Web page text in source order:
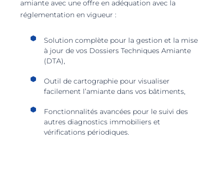
amiante avec une offre en adéquation avec la
réglementation en vigueur :
Solution complète pour la gestion et la mise
à jour de vos Dossiers Techniques Amiante
(DTA),
Outil de cartographie pour visualiser
facilement l’amiante dans vos bâtiments,
Fonctionnalités avancées pour le suivi des
autres diagnostics immobiliers et
vérifications périodiques.